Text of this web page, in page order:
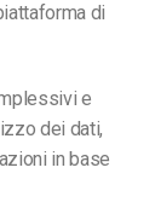
di
e
dei dati,
in base